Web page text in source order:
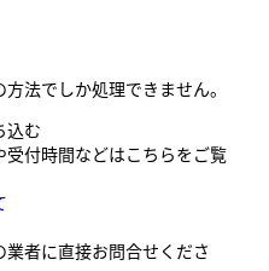
法でしか処理できません。
込む
付時間などはこちらをご覧
者に直接お問合せくださ